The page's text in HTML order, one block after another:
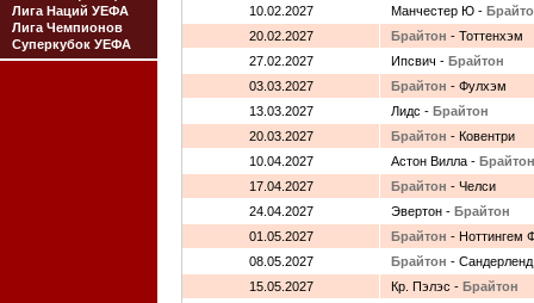
Лига Наций УЕФА
Лига Чемпионов
Суперкубок УЕФА
10.02.2027
Манчестер Ю -
20.02.2027
Брайтон - Тоттенхэм
27.02.2027
Ипсвич - Брайтон
03.03.2027
Брайтон - Фулхэм
13.03.2027
Лидс - Брайтон
20.03.2027
Брайтон - Ковентри
10.04.2027
Астон Вилла - Брайтон
17.04.2027
Брайтон - Челси
24.04.2027
Эвертон - Брайтон
01.05.2027
Брайтон - Ноттингем
08.05.2027
Брайтон - Сандерленд
15.05.2027
Кр. Пэлэс - Брайтон